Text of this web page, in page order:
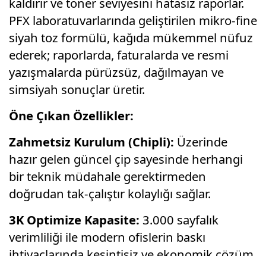
PFX laboratuvarlarında geliştirilen mikro-fine
siyah toz formülü, kağıda mükemmel nüfuz
ederek; raporlarda, faturalarda ve resmi
yazışmalarda pürüzsüz, dağılmayan ve
simsiyah sonuçlar üretir.
Öne Çıkan Özellikler:
Zahmetsiz Kurulum (Chipli): Üzerinde
hazır gelen güncel çip sayesinde herhangi
bir teknik müdahale gerektirmeden
doğrudan tak-çalıştır kolaylığı sağlar.
3K Optimize Kapasite: 3.000 sayfalık
verimliliği ile modern ofislerin baskı